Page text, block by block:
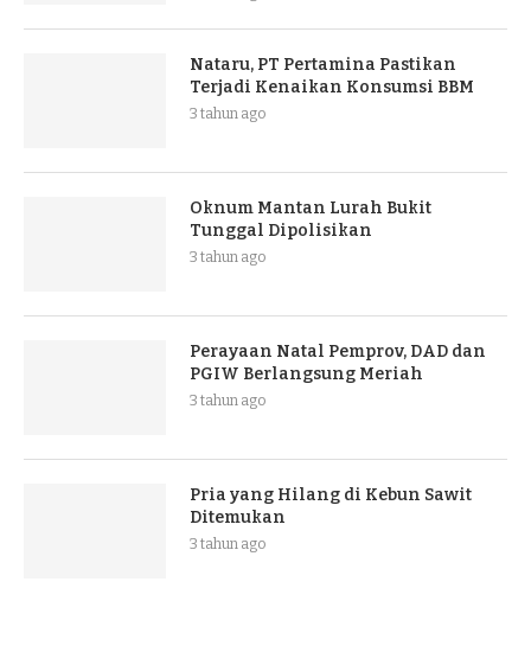
Nataru, PT Pertamina Pastikan
Terjadi Kenaikan Konsumsi BBM
3 tahun ago
Oknum Mantan Lurah Bukit
Tunggal Dipolisikan
3 tahun ago
Perayaan Natal Pemprov, DAD dan
PGIW Berlangsung Meriah
3 tahun ago
Pria yang Hilang di Kebun Sawit
Ditemukan
3 tahun ago